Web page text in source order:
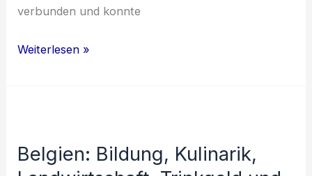
verbunden und konnte
Antwerpen:
Weiterlesen »
Belgien: Bildung, Kulinarik,